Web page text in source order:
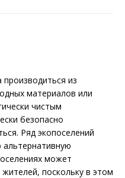
из
материалов или
чистым
безопасно
Ряд экопоселений
может
поскольку в этом